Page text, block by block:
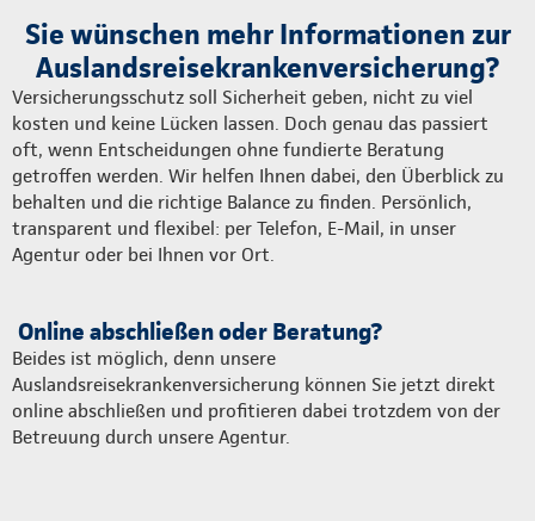
Sie wünschen mehr Informationen zur
Auslandsreisekrankenversicherung?
Versicherungsschutz soll Sicherheit geben, nicht zu viel
kosten und keine Lücken lassen. Doch genau das passiert
oft, wenn Entscheidungen ohne fundierte Beratung
getroffen werden. Wir helfen Ihnen dabei, den Überblick zu
behalten und die richtige Balance zu finden. Persönlich,
transparent und flexibel: per Telefon, E-Mail, in unser
Agentur oder bei Ihnen vor Ort.
Online abschließen oder Beratung?
Beides ist möglich, denn unsere
Auslandsreisekrankenversicherung können Sie jetzt direkt
online abschließen und profitieren dabei trotzdem von der
Betreuung durch unsere Agentur.